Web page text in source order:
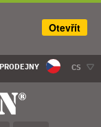
PRODEJNY CS
Otevřít